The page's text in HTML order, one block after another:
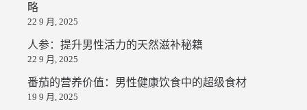
略
22 9 月, 2025
人参：提升男性活力的天然滋补秘籍
22 9 月, 2025
番茄的营养价值：男性健康饮食中的超级食材
19 9 月, 2025